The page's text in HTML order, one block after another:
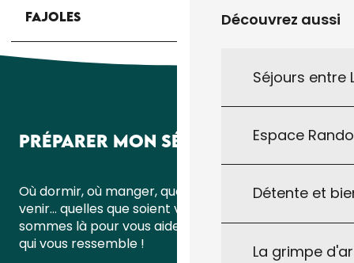
Découvrez aussi
Séjours entre
Espace
Détente et
La grimpe
FAJOLES
PRÉPARER MON SÉJOUR
Où dormir, où manger, quoi faire ou comment
venir… quelles que soient vos questions, nous
sommes là pour vous aider à organiser un séjour
qui vous ressemble !